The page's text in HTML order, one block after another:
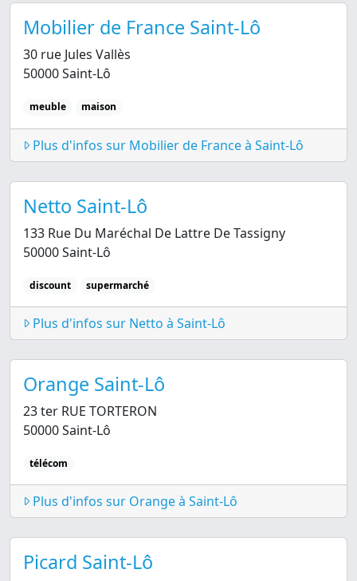
Mobilier de France Saint-Lô
30 rue Jules Vallès
50000 Saint-Lô
meuble maison
Plus d'infos sur Mobilier de France à Saint-Lô
Netto Saint-Lô
133 Rue Du Maréchal De Lattre De Tassigny
50000 Saint-Lô
discount supermarché
Plus d'infos sur Netto à Saint-Lô
Orange Saint-Lô
23 ter RUE TORTERON
50000 Saint-Lô
télécom
Plus d'infos sur Orange à Saint-Lô
Picard Saint-Lô